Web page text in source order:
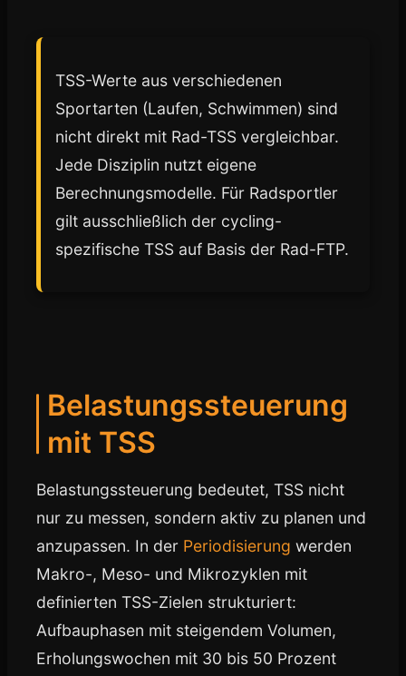
TSS-Werte aus verschiedenen
Sportarten (Laufen, Schwimmen) sind
nicht direkt mit Rad-TSS vergleichbar.
Jede Disziplin nutzt eigene
Berechnungsmodelle. Für Radsportler
gilt ausschließlich der cycling-
spezifische TSS auf Basis der Rad-FTP.
Belastungssteuerung
mit TSS
Belastungssteuerung bedeutet, TSS nicht
nur zu messen, sondern aktiv zu planen und
anzupassen. In der Periodisierung werden
Makro-, Meso- und Mikrozyklen mit
definierten TSS-Zielen strukturiert:
Aufbauphasen mit steigendem Volumen,
Erholungswochen mit 30 bis 50 Prozent